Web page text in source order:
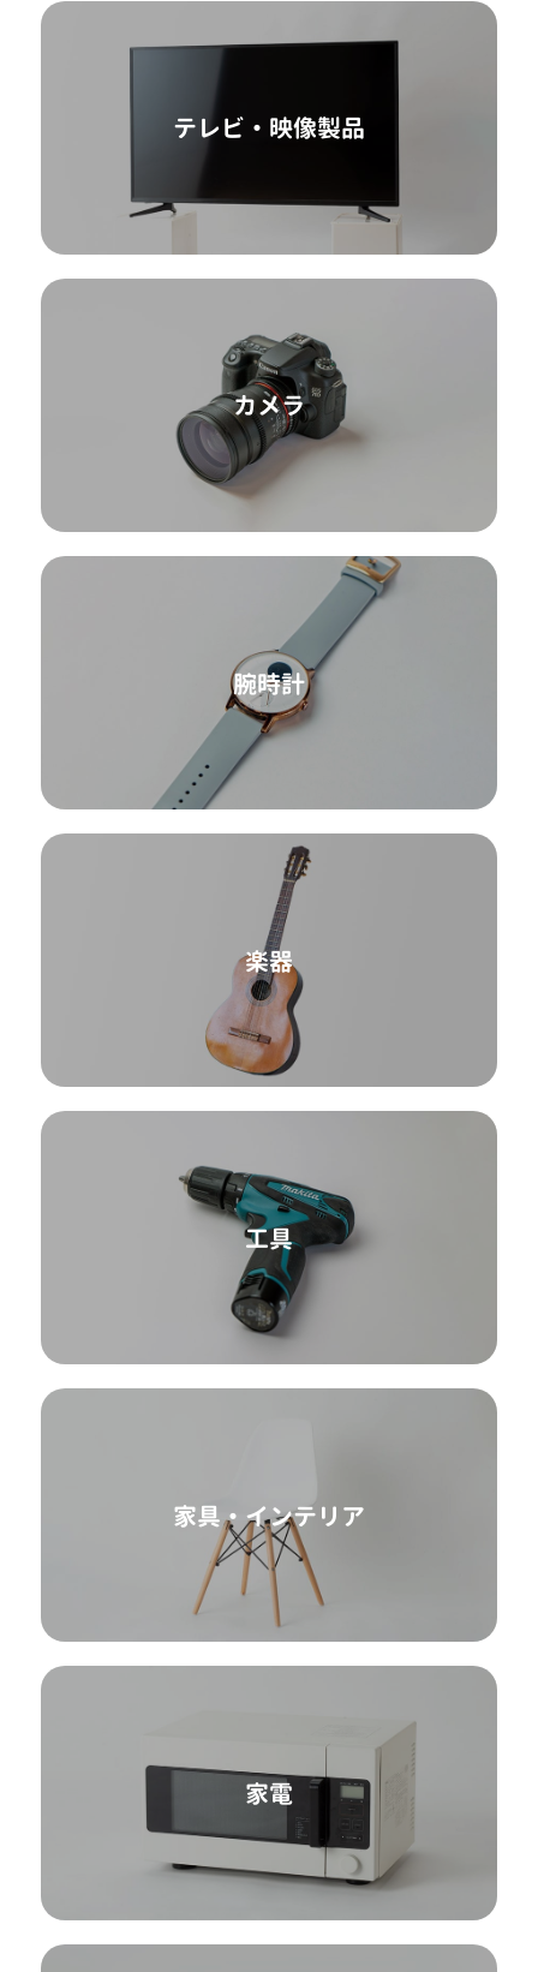
テレビ・映像製品
カメラ
腕時計
楽器
工具
家具・インテリア
家電